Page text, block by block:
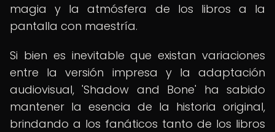
magia y la atmósfera de los libros a la
pantalla con maestría.
Si bien es inevitable que existan variaciones
entre la versión impresa y la adaptación
audiovisual, 'Shadow and Bone' ha sabido
mantener la esencia de la historia original,
brindando a los fanáticos tanto de los libros